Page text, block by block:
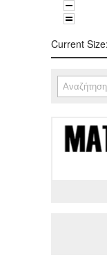
Current Size:
Φόρμα
Αναζήτηση